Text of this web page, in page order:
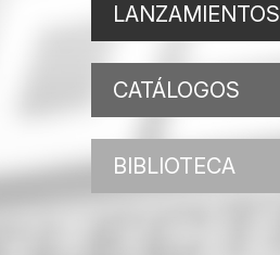
LANZAMIENTOS
CATÁLOGOS
BIBLIOTECA